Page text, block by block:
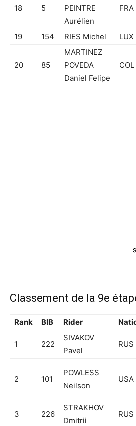
18 5
PEINTRE
Aurélien
FRA
19 154 RIES Michel LUX
20 85
MARTINEZ
POVEDA
Daniel Felipe
COL
Classement de la 9e
Rank BIB Rider
1 222
SIVAKOV
Pavel
RUS
2 101
POWLESS
Neilson
USA
3 226
STRAKHOV
Dmitrii
RUS